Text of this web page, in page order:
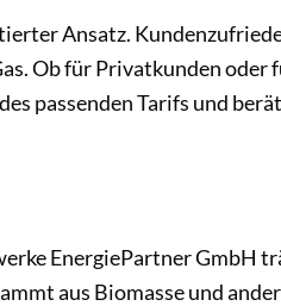
Ansatz.
Ob für Privatkunden oder
passenden Tarifs und
EnergiePartner GmbH
aus Biomasse und